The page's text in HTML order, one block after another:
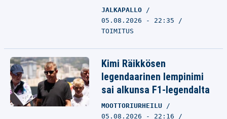
JALKAPALLO
05.08.2026 - 22:35
TOIMITUS
Kimi Räikkösen
legendaarinen lempinimi
sai alkunsa F1-legendalta
MOOTTORIURHEILU
05.08.2026 - 22:16